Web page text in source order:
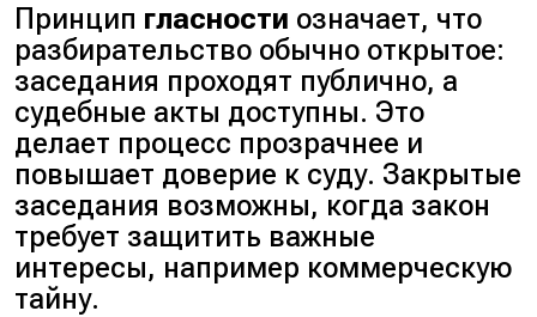
Принцип гласности означает, что
разбирательство обычно открытое:
заседания проходят публично, а
судебные акты доступны. Это
делает процесс прозрачнее и
повышает доверие к суду. Закрытые
заседания возможны, когда закон
требует защитить важные
интересы, например коммерческую
тайну.